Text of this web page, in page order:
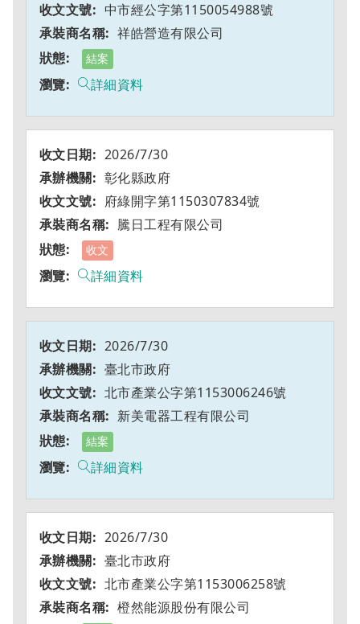
中市經公字第1150054988號
祥皓營造有限公司
結案
詳細資料
2026/7/30
彰化縣政府
府綠開字第1150307834號
騰日工程有限公司
收文
詳細資料
2026/7/30
臺北市政府
北市產業公字第1153006246號
新美電器工程有限公司
結案
詳細資料
2026/7/30
臺北市政府
北市產業公字第1153006258號
橙然能源股份有限公司